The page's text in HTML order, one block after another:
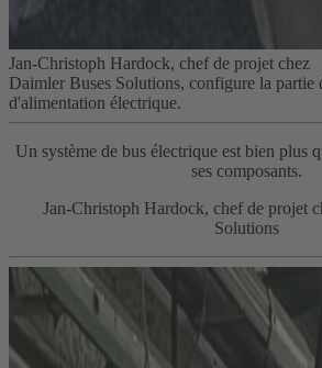
Jan-Christoph Hardock, chef de projet chez
Daimler Buses Solutions, configure la partie
d'alimentation électrique.
Un système de bus électrique est bien plus
ses composants.
Jan-Christoph Hardock, chef de projet
Solutions